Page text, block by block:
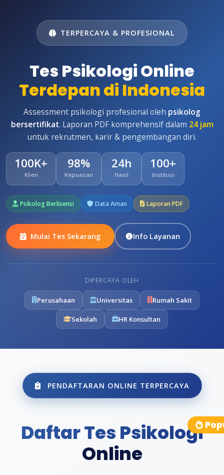
TERPERCAYA & PROFESIONAL
Tes Psikologi Online
Terdepan di Indonesia
Assessment psikologi profesional oleh psikolog
bersertifikat. Laporan PDF komprehensif dalam 24 jam
untuk rekrutmen, karir & pengembangan diri.
100K+
Klien
98%
Kepuasan
24h
Hasil
100+
Institusi
Psikolog Berlisensi Data Aman Laporan PDF
Mulai Tes Sekarang Info Layanan
DIPERCAYA OLEH
Perusahaan Universitas Rumah Sakit
Sekolah HR Konsultan
PENDAFTARAN ONLINE TERPERCAYA
Daftar Tes Psikologi
Online